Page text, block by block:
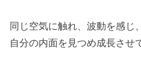
同じ空気に触れ、波動を感じ
自分の内面を見つめ成長させ